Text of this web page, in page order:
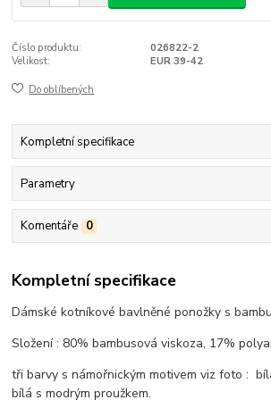
Číslo produktu:
026822-2
Velikost:
EUR 39-42
Do oblíbených
Kompletní specifikace
Parametry
Komentáře 0
Kompletní specifikace
Dámské kotníkové bavlněné ponožky s
Složení : 80% bambusová viskoza, 17%
tři barvy s námořnickým motivem viz foto :
bílá s modrým proužkem.